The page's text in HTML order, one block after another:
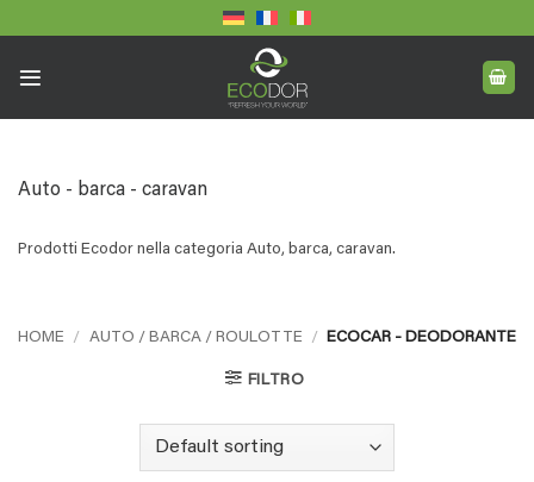
to
Auto - barca - caravan
Prodotti Ecodor nella categoria Auto, barca, caravan.
HOME / AUTO / BARCA / ROULOTTE / ECOCAR - DEODORANTE
FILTRO